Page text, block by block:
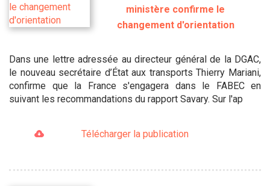
ministère confirme le
changement d'orientation
Dans une lettre adressée au directeur général de la DGAC,
le nouveau secrétaire d’État aux transports Thierry Mariani,
confirme que la France s'engagera dans le FABEC en
suivant les recommandations du rapport Savary. Sur l'ap
Télécharger la publication